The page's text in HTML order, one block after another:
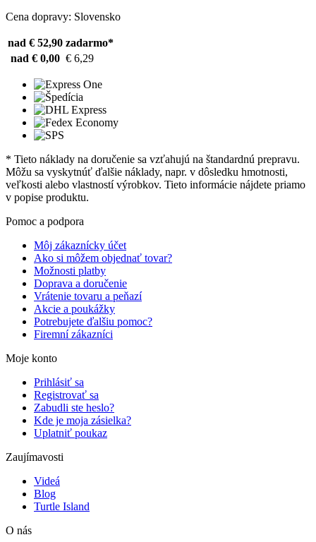
Cena dopravy: Slovensko
nad € 52,90 zadarmo*
nad € 0,00 € 6,29
* Tieto náklady na doručenie sa vzťahujú na štandardnú prepravu.
Môžu sa vyskytnúť ďalšie náklady, napr. v dôsledku hmotnosti,
veľkosti alebo vlastností výrobkov. Tieto informácie nájdete priamo
v popise produktu.
Pomoc a podpora
Môj zákaznícky účet
Ako si môžem objednať tovar?
Možnosti platby
Doprava a doručenie
Vrátenie tovaru a peňazí
Akcie a poukážky
Potrebujete ďalšiu pomoc?
Firemní zákazníci
Moje konto
Prihlásiť sa
Registrovať sa
Zabudli ste heslo?
Kde je moja zásielka?
Uplatniť poukaz
Zaujímavosti
Videá
Blog
Turtle Island
O nás